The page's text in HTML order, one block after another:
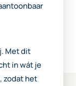
Met dit
in wát je
zodat het